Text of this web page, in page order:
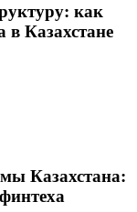
как
в Казахстане
Казахстана: